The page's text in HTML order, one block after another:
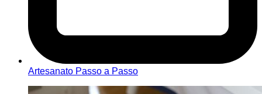
Artesanato Passo a Passo